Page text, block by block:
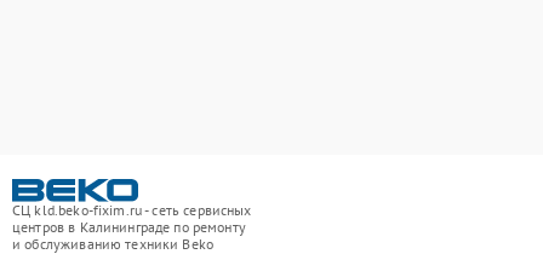
СЦ kld.beko-fixim.ru - сеть сервисных
центров в Калининграде по ремонту
и обслуживанию техники Beko